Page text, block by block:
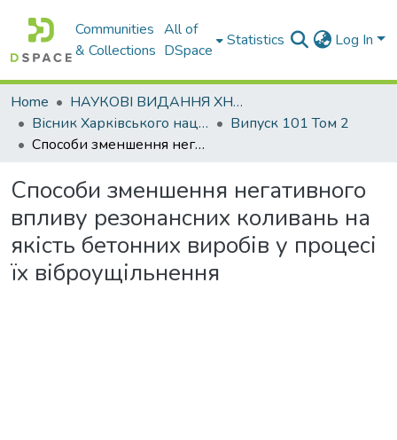
Communities
& Collections
All of
DSpace
Statistics Log In
Home
НАУКОВІ ВИДАННЯ ХНАДУ
Вісник Харківського національного автомобільно-дорожнього університету / Вестник Харьковского национального автомобильно-дорожного университета
Випуск 101 Том 2
Способи зменшення негативного впливу резонансних коливань на якість бетонних виробів у процесі їх віброущільнення
Способи зменшення негативного
впливу резонансних коливань на
якість бетонних виробів у процесі
їх віброущільнення